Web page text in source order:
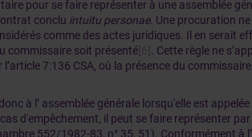
pour se faire représenter à une assemblée
conclu intuitu personae. Une procuration
comme des actes juridiques. Il en serait
commissaire soit présenté[6]
. Cette règle ne
7:136 CSA, où la présence du
à l’ assemblée générale lorsqu'elle est
d'empêchement, il peut se faire représenter
552/1982-83, n° 35, 51). Conformément à